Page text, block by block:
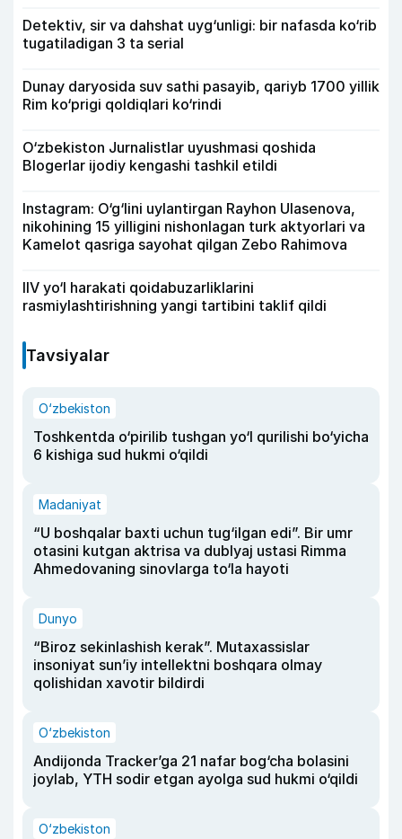
Detektiv, sir va dahshat uyg‘unligi: bir nafasda ko‘rib
tugatiladigan 3 ta serial
Dunay daryosida suv sathi pasayib, qariyb 1700 yillik
Rim ko‘prigi qoldiqlari ko‘rindi
O‘zbekiston Jurnalistlar uyushmasi qoshida
Blogerlar ijodiy kengashi tashkil etildi
Instagram: O‘g‘lini uylantirgan Rayhon Ulasenova,
nikohining 15 yilligini nishonlagan turk aktyorlari va
Kamelot qasriga sayohat qilgan Zebo Rahimova
IIV yo‘l harakati qoidabuzarliklarini
rasmiylashtirishning yangi tartibini taklif qildi
Tavsiyalar
O‘zbekiston
Toshkentda o‘pirilib tushgan yo‘l qurilishi bo‘yicha
6 kishiga sud hukmi o‘qildi
Madaniyat
“U boshqalar baxti uchun tug‘ilgan edi”. Bir umr
otasini kutgan aktrisa va dublyaj ustasi Rimma
Ahmedovaning sinovlarga to‘la hayoti
Dunyo
“Biroz sekinlashish kerak”. Mutaxassislar
insoniyat sun’iy intellektni boshqara olmay
qolishidan xavotir bildirdi
O‘zbekiston
Andijonda Tracker’ga 21 nafar bog‘cha bolasini
joylab, YTH sodir etgan ayolga sud hukmi o‘qildi
O‘zbekiston